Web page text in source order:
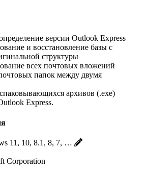
версии Outlook Express
и восстановление базы с
структуры
всех почтовых вложений
папок между двумя
архивов (.ехе)
Express.
11, 10, 8.1, 8, 7, …
Corporation